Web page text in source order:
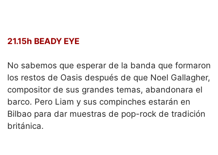
21.15h BEADY EYE
No sabemos que esperar de la banda que formaron
los restos de Oasis después de que Noel Gallagher,
compositor de sus grandes temas, abandonara el
barco. Pero Liam y sus compinches estarán en
Bilbao para dar muestras de pop-rock de tradición
británica.